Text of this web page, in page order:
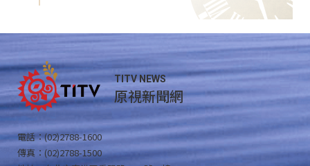
TITV NEWS
原視新聞網
電話：(02)2788-1600
傳真：(02)2788-1500